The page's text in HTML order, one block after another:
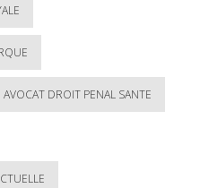
AVOCAT DROIT PENAL SANTE